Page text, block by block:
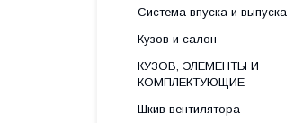
Система впуска и выпуска
Кузов и салон
КУЗОВ, ЭЛЕМЕНТЫ И
КОМПЛЕКТУЮЩИЕ
Шкив вентилятора